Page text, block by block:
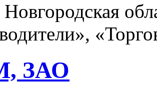
ЗАО